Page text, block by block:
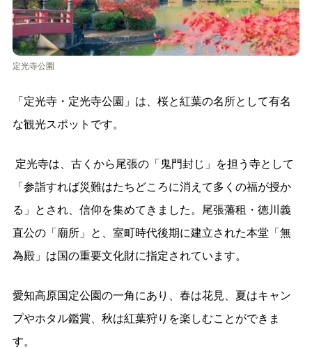
定光寺公園
「定光寺・定光寺公園」は、桜と紅葉の名所として有名
な観光スポットです。
定光寺は、古くから尾張の「鬼門封じ」を担う寺として
「参詣すれば災難はたちどころに消えて多くの福が授か
る」とされ、信仰を集めてきました。尾張藩租・徳川義
直公の「廟所」と、室町時代後期に建立された本堂「無
為殿」は国の重要文化財に指定されています。
愛知高原国定公園の一角にあり、春は花見、夏はキャン
プやホタル鑑賞、秋は紅葉狩りを楽しむことができま
す。